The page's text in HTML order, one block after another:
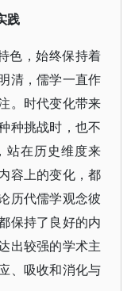
践
色，始终保持着
清，儒学一直作
。时代变化带来
种挑战时，也不
站在历史维度来
容上的变化，都
历代儒学观念彼
保持了良好的内
出较强的学术主
、吸收和消化与